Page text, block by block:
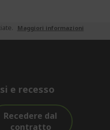
Maggiori informazioni
e recesso
Recedere dal
contratto